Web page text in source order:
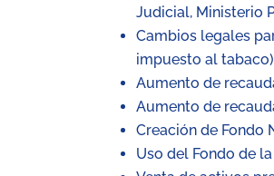
Judicial, Ministerio
Cambios legales
impuesto al
Aumento de
Aumento de
Creación de Fondo
Uso del Fondo de